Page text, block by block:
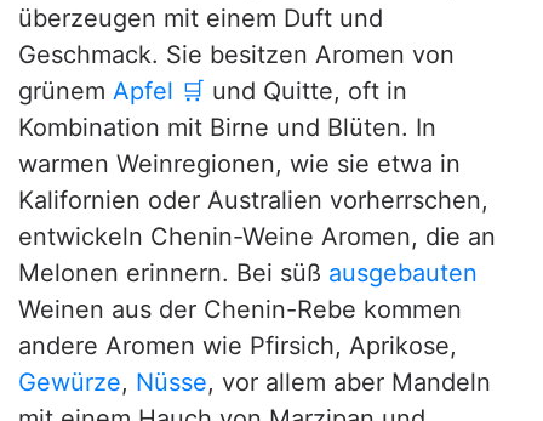
überzeugen mit einem Duft und
Geschmack. Sie besitzen Aromen von
grünem Apfel 🛒 und Quitte, oft in
Kombination mit Birne und Blüten. In
warmen Weinregionen, wie sie etwa in
Kalifornien oder Australien vorherrschen,
entwickeln Chenin-Weine Aromen, die an
Melonen erinnern. Bei süß ausgebauten
Weinen aus der Chenin-Rebe kommen
andere Aromen wie Pfirsich, Aprikose,
Gewürze, Nüsse, vor allem aber Mandeln